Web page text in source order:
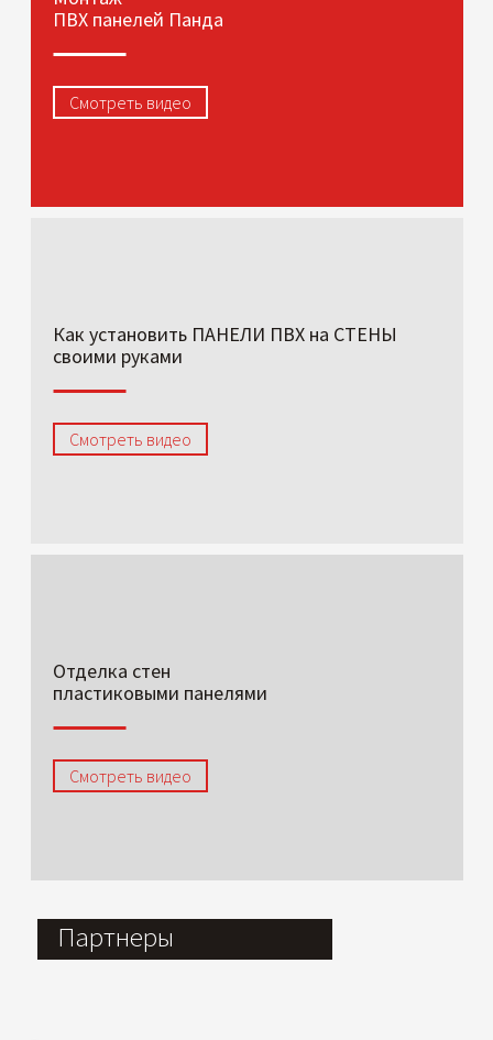
ПВХ панелей Панда
Смотреть видео
Как установить ПАНЕЛИ ПВХ на СТЕНЫ
своими руками
Смотреть видео
Отделка стен
пластиковыми панелями
Смотреть видео
Партнеры